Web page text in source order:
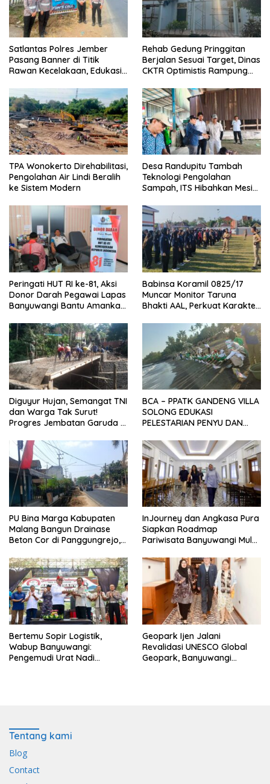
Satlantas Polres Jember
Pasang Banner di Titik
Rawan Kecelakaan, Edukasi
Keselamatan
Rehab Gedung Pringgitan
Berjalan Sesuai Target, Dinas
CKTR Optimistis Rampung
TPA Wonokerto Direhabilitasi,
Pengolahan Air Lindi Beralih
ke Sistem Modern
Desa Randupitu Tambah
Teknologi Pengolahan
Sampah, ITS Hibahkan Mesin
Peringati HUT RI ke-81, Aksi
Donor Darah Pegawai Lapas
Banyuwangi Bantu Amankan
Babinsa Koramil 0825/17
Muncar Monitor Taruna
Bhakti AAL, Perkuat Karakter
Sekolah Rakyat
Diguyur Hujan, Semangat TNI
dan Warga Tak Surut!
Progres Jembatan Garuda di
BCA – PPATK GANDENG VILLA
SOLONG EDUKASI
PELESTARIAN PENYU DAN
PANTAI SELAT BALI
PU Bina Marga Kabupaten
Malang Bangun Drainase
Beton Cor di Panggungrejo,
InJourney dan Angkasa Pura
Siapkan Roadmap
Pariwisata Banyuwangi Mulai
Bertemu Sopir Logistik,
Wabup Banyuwangi:
Pengemudi Urat Nadi
Geopark Ijen Jalani
Revalidasi UNESCO Global
Geopark, Banyuwangi
Tentang kami
Blog
Contact